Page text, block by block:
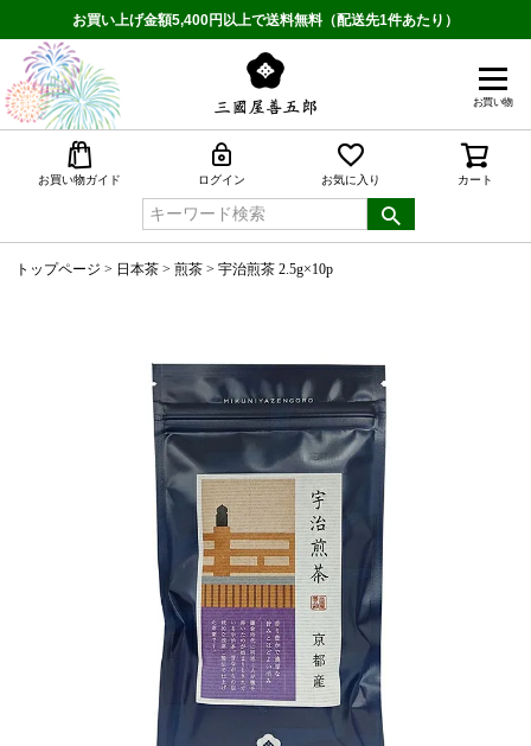
お買い上げ金額5,400円以上で送料無料（配送先1件あたり）
お買い物
お買い物ガイド ログイン お気に入り カート
トップページ 日本茶 煎茶 宇治煎茶 2.5g×10p